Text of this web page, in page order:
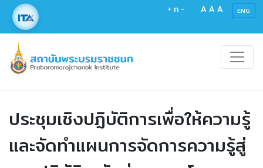
+ ก - A A A ENG
ประชุมเชิงปฏิบัติการเพื่อให้ความรู้
และจัดทำแผนการจัดการความรู้สู่